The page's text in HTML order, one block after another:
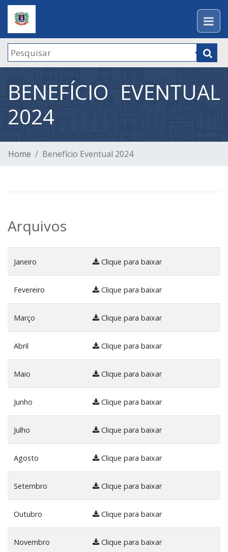
BENEFÍCIO EVENTUAL
2024
Home Benefício Eventual 2024
Arquivos
Janeiro Clique para baixar
Fevereiro Clique para baixar
Março Clique para baixar
Abril Clique para baixar
Maio Clique para baixar
Junho Clique para baixar
Julho Clique para baixar
Agosto Clique para baixar
Setembro Clique para baixar
Outubro Clique para baixar
Novembro Clique para baixar